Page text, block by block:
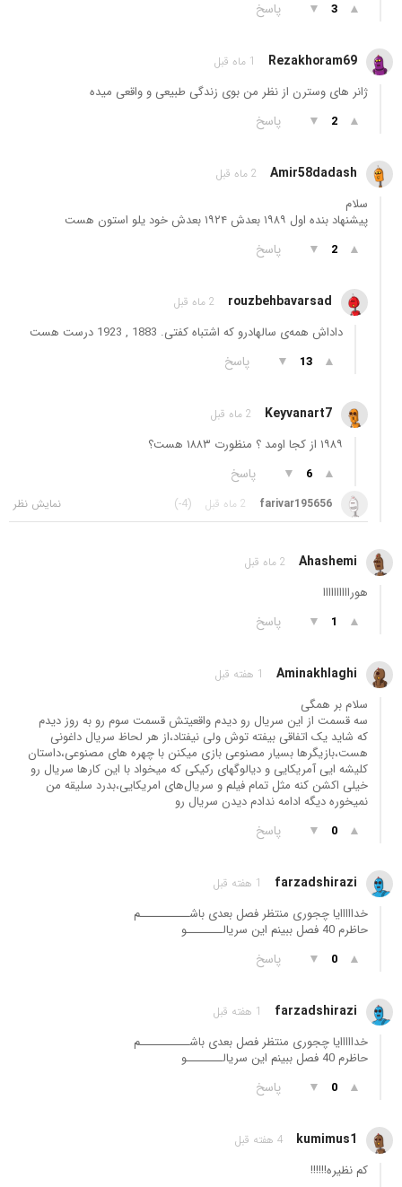
▲
3
▼ پاسخ
Rezakhoram69 1 ماه قبل
ژانر های وسترن از نظر من بوی زندگی طبیعی و واقعی میده
▲
2
▼ پاسخ
Amir58dadash 2 ماه قبل
سلام
پیشنهاد بنده ا‌ول ۱۹۸۹ بعدش ۱۹۲۴ بعدش خود یلو استون هست
▲
2
▼ پاسخ
rouzbehbavarsad 2 ماه قبل
داداش همه‌ی سالهادرو که اشتباه کفتی. 1883 , 1923 درست هست
▲
13
▼ پاسخ
Keyvanart7 2 ماه قبل
۱۹۸۹ از کجا اومد ؟ منظورت ۱۸۸۳ هست؟
▲
6
▼ پاسخ
farivar195656 2 ماه قبل (-4)
Ahashemi 2 ماه قبل
هوراااااااااا
▲
1
▼ پاسخ
Aminakhlaghi 1 هفته قبل
سلام بر همگی
سه قسمت از این سریال رو دیدم واقعیتش قسمت سوم رو به روز دیدم
که شاید یک اتفاقی بیفته توش ولی نیفتاد،از هر لحاظ سریال داغونی
هست،بازیگرها بسیار مصنوعی بازی میکنن با چهره های مصنوعی،داستان
کلیشه ایی آمریکایی و دیالوگهای رکیکی که میخواد با این کارها سریال رو
خیلی اکشن کنه مثل تمام فیلم و سریال‌های امریکایی،بدرد سلیقه من
نمیخوره دیگه ادامه ندادم دیدن سریال رو
▲
0
▼ پاسخ
farzadshirazi 1 هفته قبل
خدااااایا چجوری منتظر فصل بعدی باشـــــــــــم
حاظرم 40 فصل ببینم این سریالــــــــو
▲
0
▼ پاسخ
farzadshirazi 1 هفته قبل
خدااااایا چجوری منتظر فصل بعدی باشـــــــــــم
حاظرم 40 فصل ببینم این سریالــــــــو
▲
0
▼ پاسخ
kumimus1 4 هفته قبل
کم نظیره!!!!!!